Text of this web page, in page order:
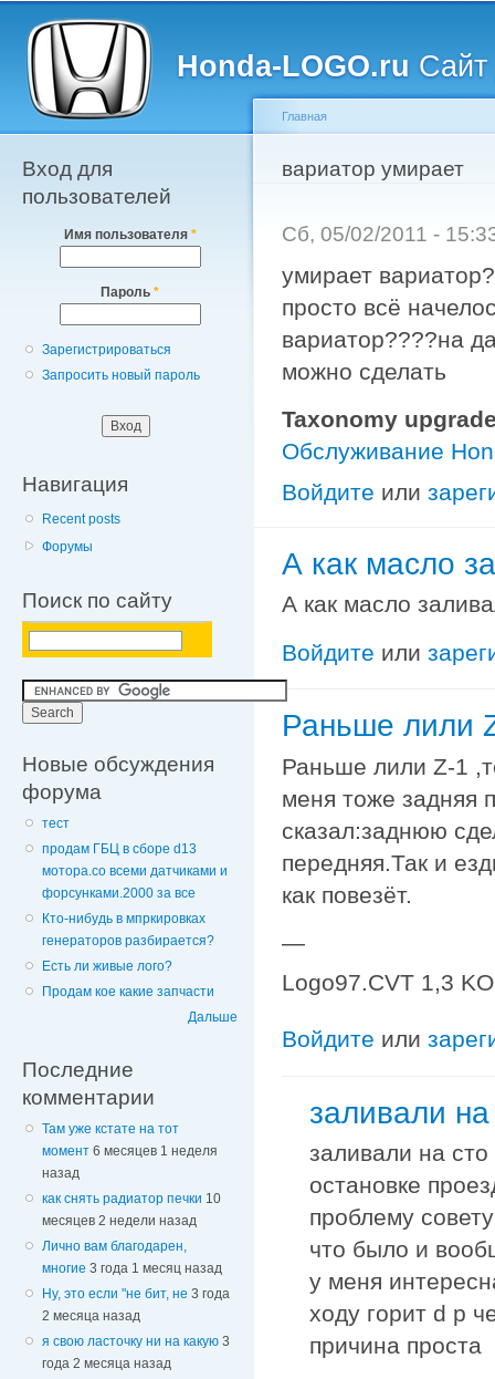
Honda-LOGO.ru Сайт
Главное меню
Вход для
пользователей
Имя пользователя *
Пароль *
Зарегистрироваться
Запросить новый пароль
Навигация
Recent posts
Форумы
Поиск по сайту
Новые обсуждения
форума
тест
продам ГБЦ в сборе d13
мотора.со всеми датчиками и
форсунками.2000 за все
Кто-нибудь в мпркировках
генераторов разбирается?
Есть ли живые лого?
Продам кое какие запчасти
Дальше
Последние
комментарии
Там уже кстате на тот
момент 6 месяцев 1 неделя
назад
как снять радиатор печки 10
месяцев 2 недели назад
Лично вам благодарен,
многие 3 года 1 месяц назад
Ну, это если "не бит, не 3 года
2 месяца назад
я свою ласточку ни на какую 3
года 2 месяца назад
Вы здесь
Главная
вариатор умирает
Сб, 05/02/2011 -
умирает
просто всё
вариатор????на
можно сделать
Taxonomy
Обслуживание
Войдите или
А как масло
А как масло
Войдите или
Раньше лили
Раньше лили Z-1
меня тоже задняя
сказал:заднюю
передняя.Так и
как повезёт.
—
Logo97.CVT 1,3
Войдите или
заливали
заливали на
остановке
проблему
что было и
у меня
ходу горит d p
причина проста